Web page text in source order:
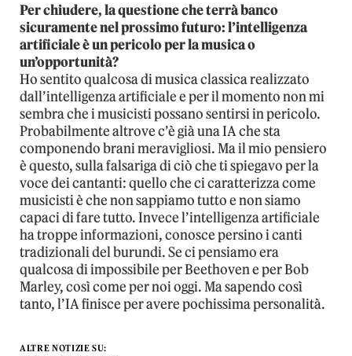
Per chiudere, la questione che terrà banco
sicuramente nel prossimo futuro: l’intelligenza
artificiale è un pericolo per la musica o
un’opportunità?
Ho sentito qualcosa di musica classica realizzato
dall’intelligenza artificiale e per il momento non mi
sembra che i musicisti possano sentirsi in pericolo.
Probabilmente altrove c’è già una IA che sta
componendo brani meravigliosi. Ma il mio pensiero
è questo, sulla falsariga di ciò che ti spiegavo per la
voce dei cantanti: quello che ci caratterizza come
musicisti è che non sappiamo tutto e non siamo
capaci di fare tutto. Invece l’intelligenza artificiale
ha troppe informazioni, conosce persino i canti
tradizionali del burundi. Se ci pensiamo era
qualcosa di impossibile per Beethoven e per Bob
Marley, così come per noi oggi. Ma sapendo così
tanto, l’IA finisce per avere pochissima personalità.
ALTRE NOTIZIE SU: